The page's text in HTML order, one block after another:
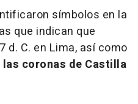
símbolos en la
que indican que
d. C. en Lima, así como
coronas de Castilla